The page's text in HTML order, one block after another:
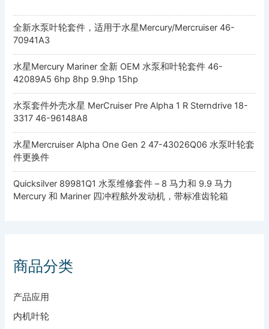
全新水泵叶轮套件，适用于水星Mercury/Mercruiser 46-
70941A3
水星Mercury Mariner 全新 OEM 水泵和叶轮套件 46-
42089A5 6hp 8hp 9.9hp 15hp
水泵套件外壳水星 MerCruiser Pre Alpha 1 R Sterndrive 18-
3317 46-96148A8
水星Mercruiser Alpha One Gen 2 47-43026Q06 水泵叶轮套
件更换件
Quicksilver 89981Q1 水泵维修套件 – 8 马力和 9.9 马力
Mercury 和 Mariner 四冲程舷外发动机，带标准齿轮箱
商品分类
产品应用
内机叶轮